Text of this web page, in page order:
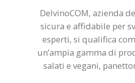
DelvinoCOM, azienda
sicura e affidabile per
esperti, si qualifica
un’ampia gamma di
salati e vegani,